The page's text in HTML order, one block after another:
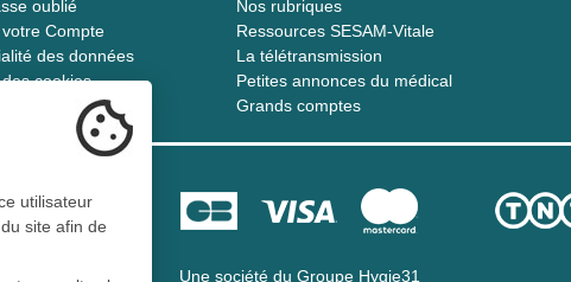
oublié
Compte
des données
cookies
Nos rubriques
Ressources SESAM-Vitale
La télétransmission
Petites annonces du médical
Grands comptes
Une société du Groupe Hygie31
utilisateur
site afin de